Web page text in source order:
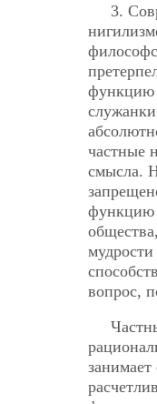
3.
функцию
частные
смысла.
функцию
вопрос,